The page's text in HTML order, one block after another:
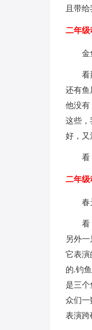
且带
二年级
金
看
还有鱼
他没有
这些，
好，又
看
二年级
春
看
另外
它表演
的.钓
是三
众们一
表演跨